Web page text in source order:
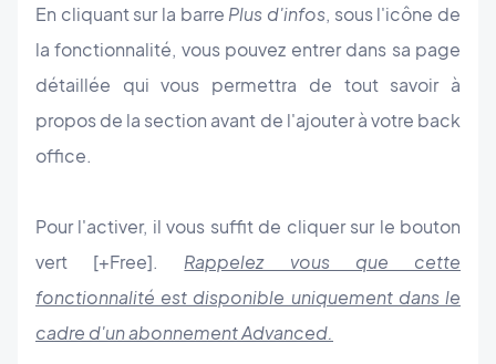
En cliquant sur la barre Plus d'infos, sous l'icône de
la fonctionnalité, vous pouvez entrer dans sa page
détaillée qui vous permettra de tout savoir à
propos de la section avant de l'ajouter à votre back
office.
Pour l'activer, il vous suffit de cliquer sur le bouton
vert [+Free]. Rappelez vous que cette
fonctionnalité est disponible uniquement dans le
cadre d'un abonnement Advanced.